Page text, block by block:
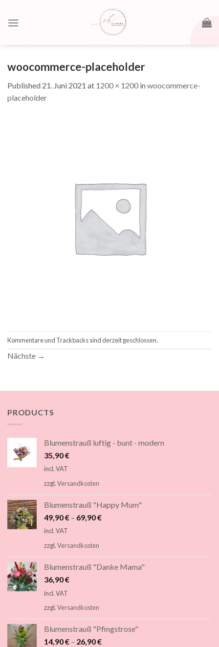
woocommerce-placeholder
Published 21. Juni 2021 at 1200 × 1200 inwoocommerce-
placeholder
Kommentare und Trackbacks sind derzeit geschlossen.
Nächste →
PRODUCTS
Blumenstrauß luftig - bunt - modern
35,90€
incl. VAT
zzgl.Versandkosten
Blumenstrauß "Happy Mum"
49,90€ – 69,90€
incl. VAT
zzgl.Versandkosten
Blumenstrauß "Danke Mama"
36,90€
incl. VAT
zzgl.Versandkosten
Blumenstrauß "Pfingstrose"
14,90€ – 26,90€